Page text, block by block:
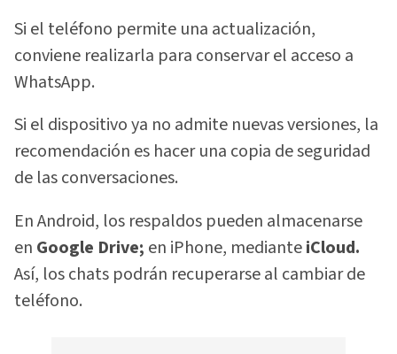
Si el teléfono permite una actualización,
conviene realizarla para conservar el acceso a
WhatsApp.
Si el dispositivo ya no admite nuevas versiones, la
recomendación es hacer una copia de seguridad
de las conversaciones.
En Android, los respaldos pueden almacenarse
en Google Drive; en iPhone, medianteiCloud.
Así, los chats podrán recuperarse al cambiar de
teléfono.